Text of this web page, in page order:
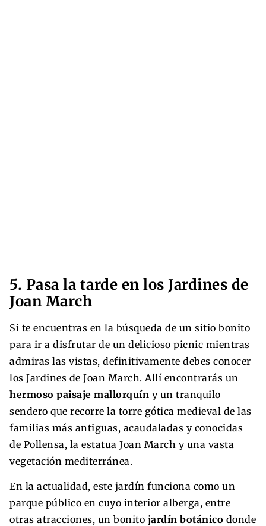
5. Pasa la tarde en los Jardines de
Joan March
Si te encuentras en la búsqueda de un sitio bonito
para ir a disfrutar de un delicioso picnic mientras
admiras las vistas, definitivamente debes conocer
los Jardines de Joan March. Allí encontrarás un
hermoso paisaje mallorquín y un tranquilo
sendero que recorre la torre gótica medieval de las
familias más antiguas, acaudaladas y conocidas
de Pollensa, la estatua Joan March y una vasta
vegetación mediterránea.
En la actualidad, este jardín funciona como un
parque público en cuyo interior alberga, entre
otras atracciones, un bonito jardín botánico donde